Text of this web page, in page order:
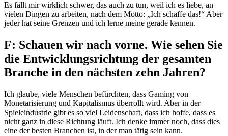
Es fällt mir wirklich schwer, das auch zu tun, weil ich es liebe, an
vielen Dingen zu arbeiten, nach dem Motto: „Ich schaffe das!“ Aber
jeder hat seine Grenzen und ich lerne meine gerade kennen.
F: Schauen wir nach vorne. Wie sehen Sie
die Entwicklungsrichtung der gesamten
Branche in den nächsten zehn Jahren?
Ich glaube, viele Menschen befürchten, dass Gaming von
Monetarisierung und Kapitalismus überrollt wird. Aber in der
Spieleindustrie gibt es so viel Leidenschaft, dass ich hoffe, dass es
nicht ganz in diese Richtung läuft. Ich denke immer noch, dass dies
eine der besten Branchen ist, in der man tätig sein kann.